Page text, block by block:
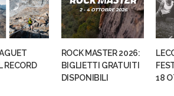
RECORD
ROCK MASTER 2026:
BIGLIETTI GRATUITI
DISPONIBILI
18